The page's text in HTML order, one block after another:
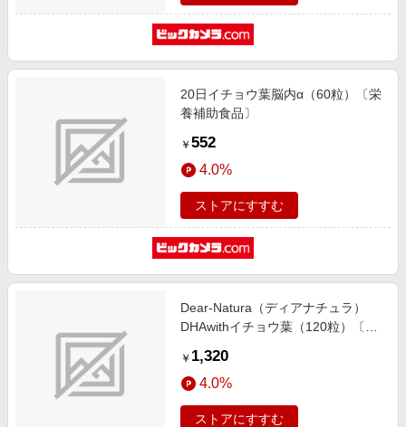
20日イチョウ葉脳内α（60粒）〔栄
養補助食品〕
￥ 552
4.0%
ストアにすすむ
Dear-Natura（ディアナチュラ）
DHAwithイチョウ葉（120粒）〔栄
￥ 1,320
4.0%
ストアにすすむ